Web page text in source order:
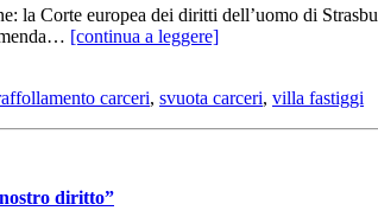
Corte europea dei diritti dell’uomo di
[continua a leggere]
carceri, svuota carceri, villa fastiggi
diritto”